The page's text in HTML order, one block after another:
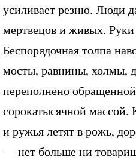
усиливает резню. Люди
мертвецов и живых.
Беспорядочная толпа
мосты, равнины, холмы,
переполнено обращенной
сорокатысячной
и ружья летят в рожь,
— нет больше ни